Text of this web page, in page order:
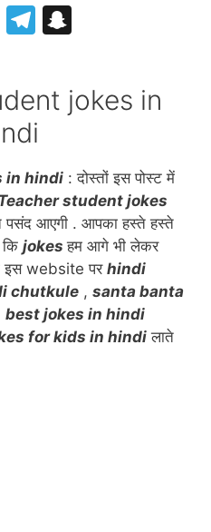
F
e
b
o
o
k
T
gr
a
m
p
h
at
jokes in
in hindi : दोस्तों इस पोस्ट में
student jokes
पसंद आएगी . आपका हस्ते हस्ते
jokesहम आगे भी लेकर
इस website पर hindi
chutkule , santa banta
best jokes in hindi
for kids in hindi लाते